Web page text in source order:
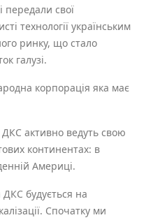
передали свої
технології українським
ринку, що стало
галузі.
корпорація яка має
активно ведуть свою
континентах: в
Америці.
ДКС будується на
Спочатку ми